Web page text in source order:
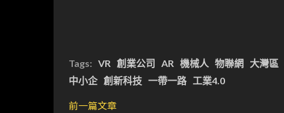
Tags: VR 創業公司 AR 機械人 物聯網 大灣區
中小企 創新科技 一帶一路 工業4.0
前一篇文章